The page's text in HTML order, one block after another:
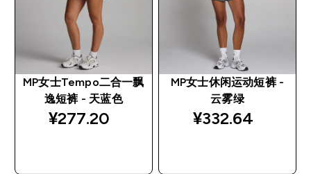
MP女士Tempo二合一飘
逸短裤 - 天蓝色
¥277.20‎
MP女士休闲运动短裤 -
云雾绿
¥332.64‎